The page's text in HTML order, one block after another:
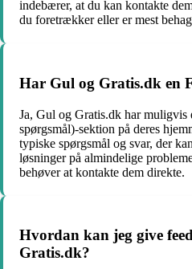
indebærer, at du kan kontakte
du foretrækker eller er mest
Har Gul og Gratis.dk en
Ja, Gul og Gratis.dk har
spørgsmål)-sektion på deres
typiske spørgsmål og svar, der
løsninger på almindelige
behøver at kontakte dem direkte.
Hvordan kan jeg give
Gratis.dk?